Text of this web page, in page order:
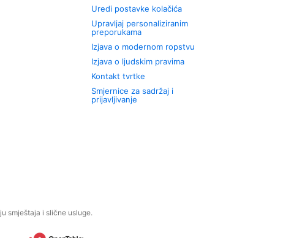
Uredi postavke kolačića
Upravljaj personaliziranim
preporukama
Izjava o modernom ropstvu
Izjava o ljudskim pravima
Kontakt tvrtke
Smjernice za sadržaj i
prijavljivanje
smještaja i slične usluge.